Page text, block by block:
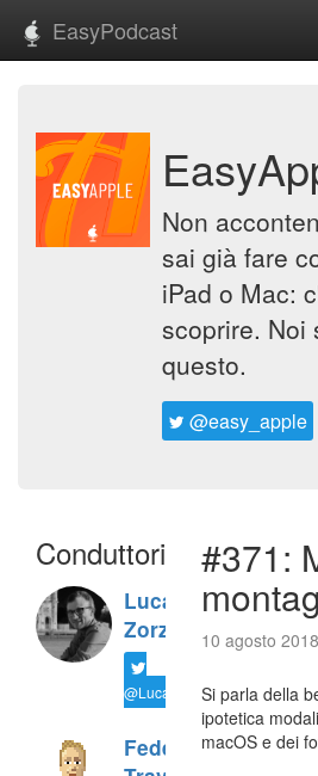
EasyPodcast
Non
sai già fare
iPad o Mac:
scoprire. Noi
questo.
@easy_apple
Conduttori
Luca
Zorzi
@LucaTNT
Federico
#371:
10 agosto
Si parla della
ipotetica
macOS e dei